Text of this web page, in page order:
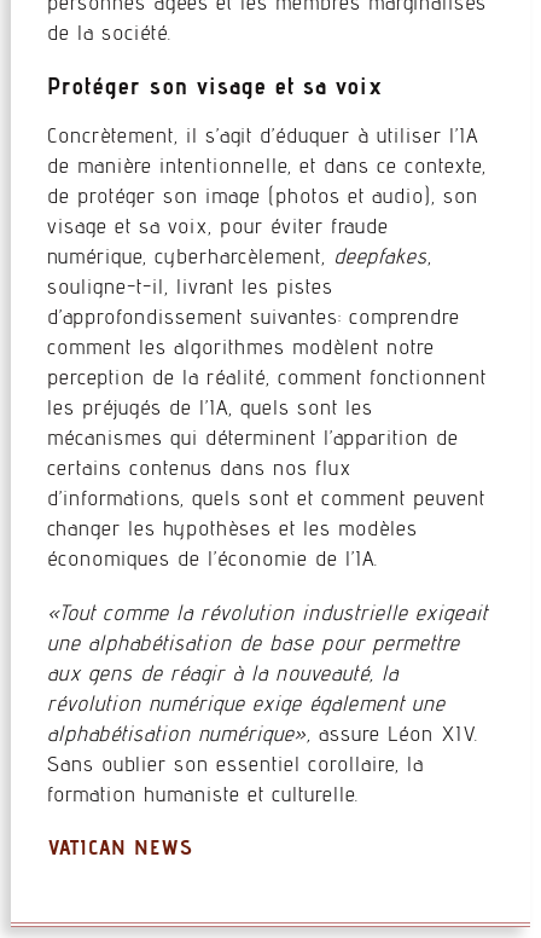
de la société.
Protéger son visage et sa voix
Concrètement, il s’agit d’éduquer à utiliser l’IA
de manière intentionnelle, et dans ce contexte,
de protéger son image (photos et audio), son
visage et sa voix, pour éviter fraude
numérique, cyberharcèlement, deepfakes
souligne-t-il, livrant les pistes
d’approfondissement suivantes: comprendre
comment les algorithmes modèlent notre
perception de la réalité, comment fonctionnent
les préjugés de l’IA, quels sont les
mécanismes qui déterminent l’apparition de
certains contenus dans nos flux
d’informations, quels sont et comment peuvent
changer les hypothèses et les modèles
économiques de l’économie de l’IA.
«Tout comme la révolution industrielle exigeait
une alphabétisation de base pour permettre
aux gens de réagir à la nouveauté, la
révolution numérique exige également une
alphabétisation numérique», assure Léon XIV.
Sans oublier son essentiel corollaire, la
formation humaniste et culturelle.
VATICAN NEWS